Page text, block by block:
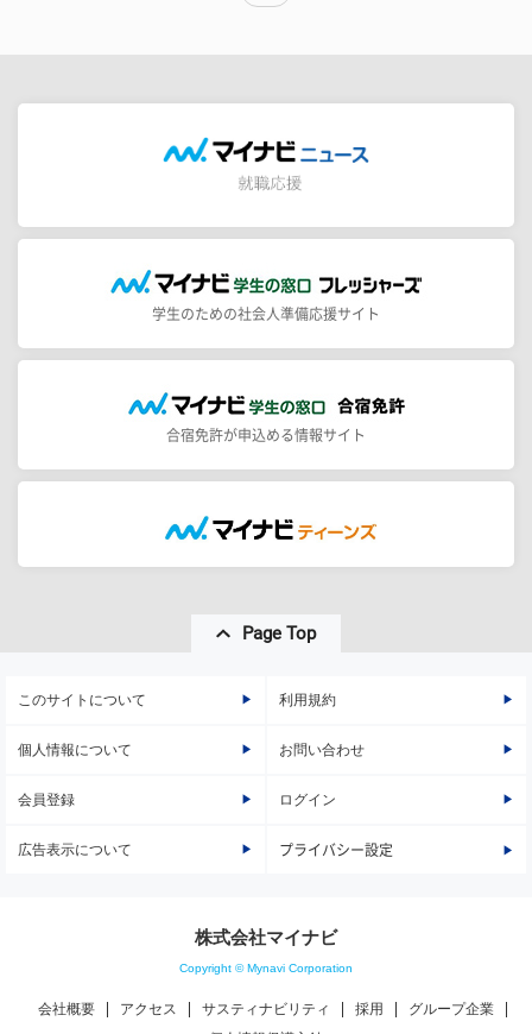
学生のための社会人準備応援サイト
合宿免許が申込める情報サイト
Page Top
このサイトについて 利用規約
個人情報について お問い合わせ
会員登録 ログイン
広告表示について プライバシー設定
株式会社マイナビ
Copyright © Mynavi Corporation
会社概要 アクセス サスティナビリティ 採用
グループ企業